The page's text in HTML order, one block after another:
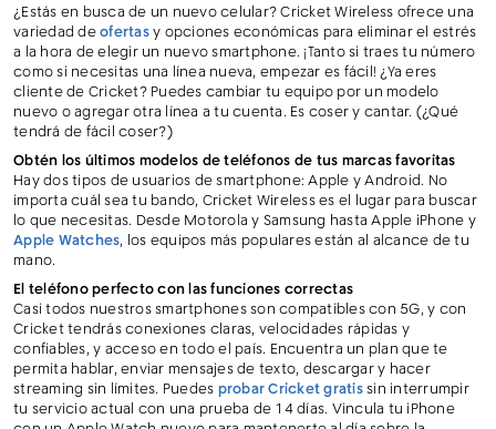
¿Estás en busca de un nuevo celular? Cricket Wireless ofrece una
variedad deofertasy opciones económicas para eliminar el estrés
a la hora de elegir un nuevo smartphone. ¡Tanto si traes tu número
como si necesitas una línea nueva, empezar es fácil! ¿Ya eres
cliente de Cricket? Puedes cambiar tu equipo por un modelo
nuevo o agregar otra línea a tu cuenta. Es coser y cantar. (¿Qué
tendrá de fácil coser?)
Obtén los últimos modelos de teléfonos de tus marcas favoritas
Hay dos tipos de usuarios de smartphone: Apple y Android. No
importa cuál sea tu bando, Cricket Wireless es el lugar para buscar
lo que necesitas. Desde Motorola y Samsung hasta Apple iPhone y
Apple Watches, los equipos más populares están al alcance de tu
mano.
El teléfono perfecto con las funciones correctas
Casi todos nuestros smartphones son compatibles con 5G, y con
Cricket tendrás conexiones claras, velocidades rápidas y
confiables, y acceso en todo el país. Encuentra un plan que te
permita hablar, enviar mensajes de texto, descargar y hacer
streaming sin límites. Puedes probar Cricket gratissin interrumpir
tu servicio actual con una prueba de 14 días. Vincula tu iPhone